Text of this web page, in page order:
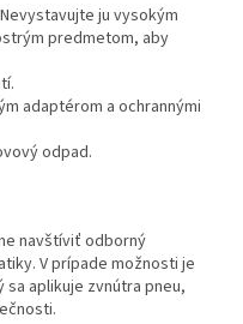
ju vysokým
predmetom, aby
adaptérom a ochrannými
odpad.
navštíviť odborný
V prípade možnosti je
aplikuje zvnútra pneu,